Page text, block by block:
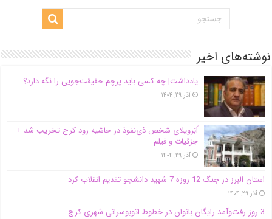
نوشته‌های اخیر
یادداشت| ‌چه کسی باید پرچم حقیقت‌جویی را نگه دارد؟
آذر ۲۹, ۱۴۰۴
اَبَر‌ویلای شخص ذی‌نفوذ در حاشیه‌ رود کرج تخریب شد +
جزئیات و فیلم
آذر ۲۹, ۱۴۰۴
استان البرز در جنگ 12 روزه 7 شهید دانشجو تقدیم انقلاب کرد
آذر ۲۹, ۱۴۰۴
3 روز رفت‌وآمد رایگان بانوان در خطوط اتوبوسرانی شهری کرج